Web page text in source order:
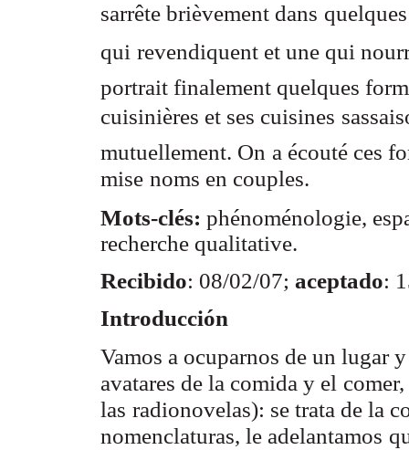
sarrête brièvement dans
qui revendiquent et une qui
portrait finalement quelques
cuisinières et ses cuisines
mutuellement. On a écouté ces
mise noms en couples.
Mots-clés: phénoménologie,
recherche qualitative.
Recibido: 08/02/07; aceptado:
Introducción
Vamos a ocuparnos de un lugar
avatares de la comida y el
las radionovelas): se trata de la
nomenclaturas, le adelantamos